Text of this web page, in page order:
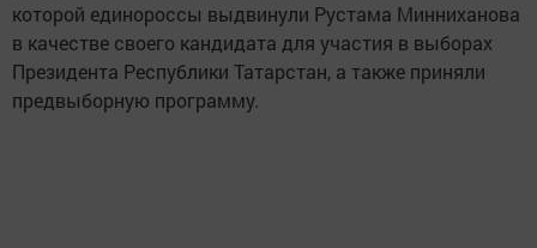
которой единороссы выдвинули Рустама Минниханова
в качестве своего кандидата для участия в выборах
Президента Республики Татарстан, а также приняли
предвыборную программу.